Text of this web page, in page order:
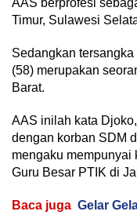
AAS berprofesi
Timur, Sulawesi
Sedangkan
(58) merupakan
Barat.
AAS inilah kata
dengan korban SDM
mengaku mempunyai
Guru Besar PTIK di
Baca juga Gelar